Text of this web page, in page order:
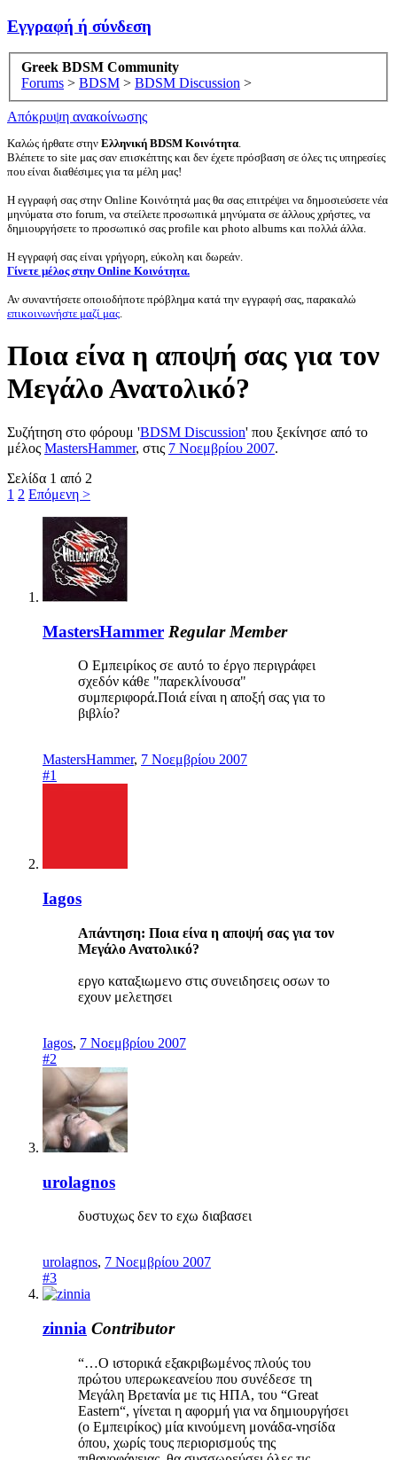
Εγγραφή ή σύνδεση
Greek BDSM Community
Forums > BDSM > BDSM Discussion >
Απόκρυψη ανακοίνωσης
Καλώς ήρθατε στην Ελληνική BDSM Κοινότητα.
Βλέπετε το site μας σαν επισκέπτης και δεν έχετε πρόσβαση σε όλες τις υπηρεσίες
που είναι διαθέσιμες για τα μέλη μας!
Η εγγραφή σας στην Online Κοινότητά μας θα σας επιτρέψει να δημοσιεύσετε νέα
μηνύματα στο forum, να στείλετε προσωπικά μηνύματα σε άλλους χρήστες, να
δημιουργήσετε το προσωπικό σας profile και photo albums και πολλά άλλα.
Η εγγραφή σας είναι γρήγορη, εύκολη και δωρεάν.
Γίνετε μέλος στην Online Κοινότητα.
Αν συναντήσετε οποιοδήποτε πρόβλημα κατά την εγγραφή σας, παρακαλώ
επικοινωνήστε μαζί μας.
Ποια είνα η αποψή σας για τον
Μεγάλο Ανατολικό?
Συζήτηση στο φόρουμ 'BDSM Discussion' που ξεκίνησε από το
μέλος MastersHammer, στις 7 Νοεμβρίου 2007.
Σελίδα 1 από 2
1 2 Επόμενη >
MastersHammer Regular Member
Ο Εμπειρίκος σε αυτό το έργο περιγράφει
σχεδόν κάθε "παρεκλίνουσα"
συμπεριφορά.Ποιά είναι η αποξή σας για το
βιβλίο?
MastersHammer, 7 Νοεμβρίου 2007
#1
Iagos
Απάντηση: Ποια είνα η αποψή σας για τον
Μεγάλο Ανατολικό?
εργο καταξιωμενο στις συνειδησεις οσων το
εχουν μελετησει
Iagos, 7 Νοεμβρίου 2007
#2
urolagnos
δυστυχως δεν το εχω διαβασει
urolagnos, 7 Νοεμβρίου 2007
#3
zinnia Contributor
“…Ο ιστορικά εξακριβωμένος πλούς του
πρώτου υπερωκεανείου που συνέδεσε τη
Μεγάλη Βρετανία με τις ΗΠΑ, του “Great
Eastern“, γίνεται η αφορμή για να δημιουργήσει
(ο Εμπειρίκος) μία κινούμενη μονάδα-νησίδα
όπου, χωρίς τους περιορισμούς της